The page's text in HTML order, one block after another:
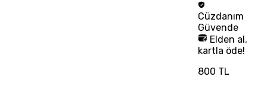
Cüzdanım
Güvende
Elden al,
kartla öde!
800 TL